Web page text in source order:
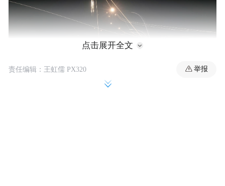
点击展开全文
责任编辑：王虹儒 PX320 举报